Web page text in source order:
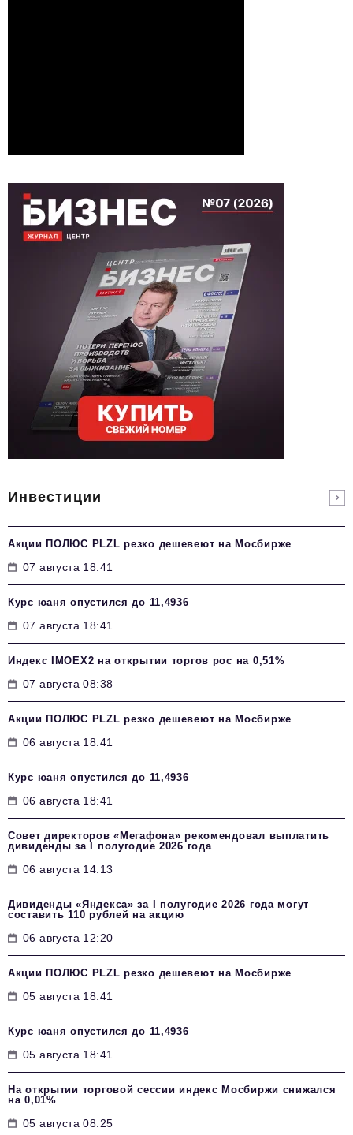
Инвестиции
Акции ПОЛЮС PLZL резко дешевеют на Мосбирже
07 августа 18:41
Курс юаня опустился до 11,4936
07 августа 18:41
Индекс IMOEX2 на открытии торгов рос на 0,51%
07 августа 08:38
Акции ПОЛЮС PLZL резко дешевеют на Мосбирже
06 августа 18:41
Курс юаня опустился до 11,4936
06 августа 18:41
Совет директоров «Мегафона» рекомендовал выплатить
дивиденды за I полугодие 2026 года
06 августа 14:13
Дивиденды «Яндекса» за I полугодие 2026 года могут
составить 110 рублей на акцию
06 августа 12:20
Акции ПОЛЮС PLZL резко дешевеют на Мосбирже
05 августа 18:41
Курс юаня опустился до 11,4936
05 августа 18:41
На открытии торговой сессии индекс Мосбиржи снижался
на 0,01%
05 августа 08:25